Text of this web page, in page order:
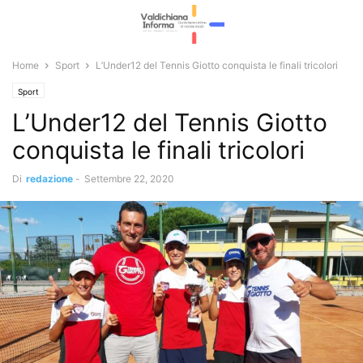
Home Sport L’Under12 del Tennis Giotto conquista le finali tricolori
Sport
L’Under12 del Tennis Giotto
conquista le finali tricolori
Di redazione - Settembre 22, 2020